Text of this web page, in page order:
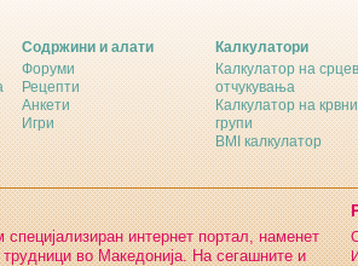
Содржини и алати
Форуми
Рецепти
Анкети
Игри
Калкулатори
Калкулатор на
отчукувања
Калкулатор на крвни
групи
BMI калкулатор
специјализиран интернет портал, наменет
во Македонија. На сегашните и